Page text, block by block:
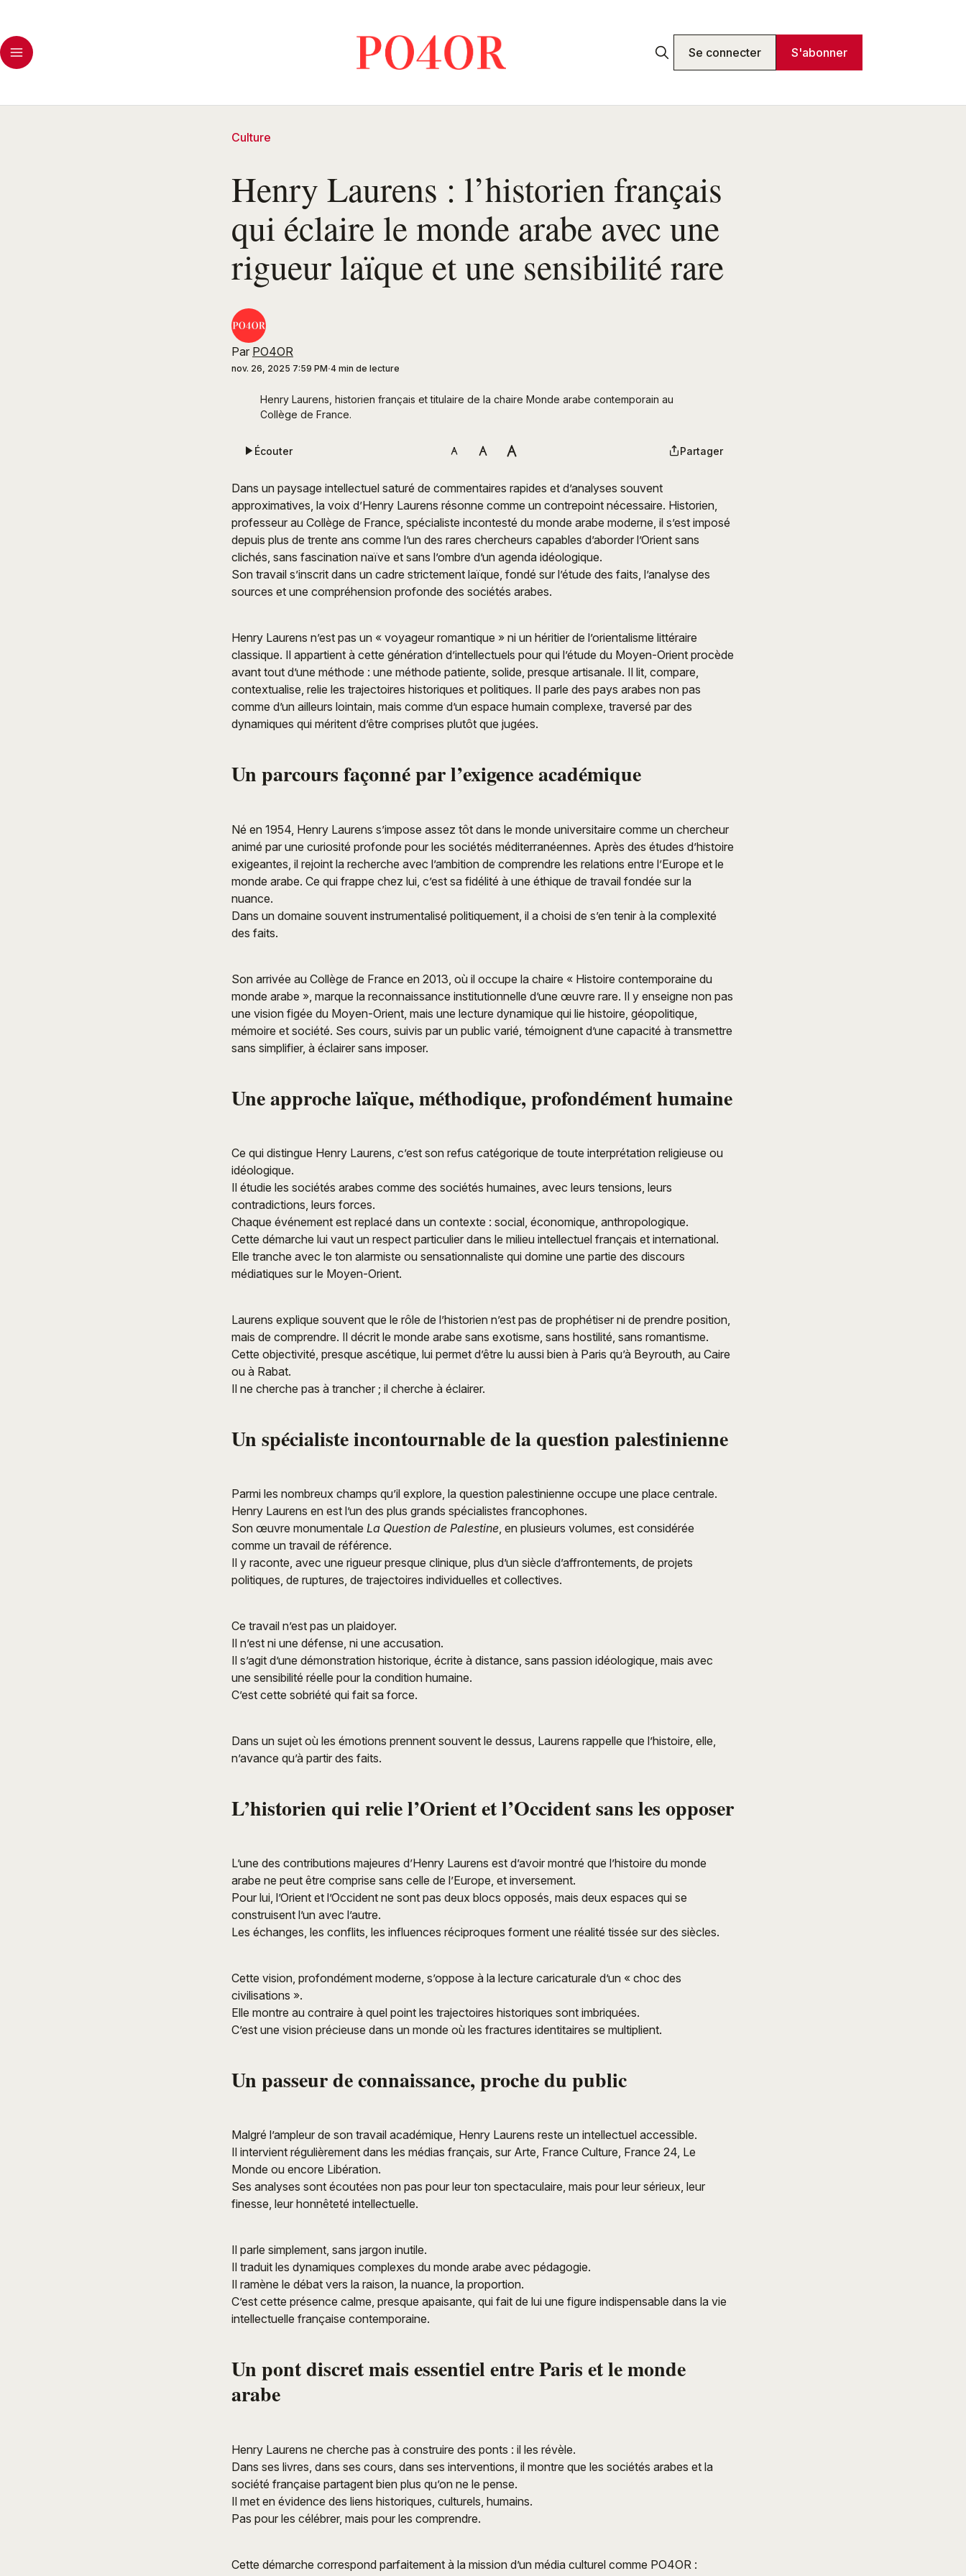
Se connecter S'abonner
Culture
Henry Laurens : l’historien français
qui éclaire le monde arabe avec une
rigueur laïque et une sensibilité rare
Par PO4OR
nov. 26, 2025 7:59 PM 4 min de lecture
Henry Laurens, historien français et titulaire de la chaire Monde arabe contemporain au
Collège de France.
Écouter Partager
Dans un paysage intellectuel saturé de commentaires rapides et d’analyses souvent
approximatives, la voix d’Henry Laurens résonne comme un contrepoint nécessaire. Historien,
professeur au Collège de France, spécialiste incontesté du monde arabe moderne, il s’est imposé
depuis plus de trente ans comme l’un des rares chercheurs capables d’aborder l’Orient sans
clichés, sans fascination naïve et sans l’ombre d’un agenda idéologique.
Son travail s’inscrit dans un cadre strictement laïque, fondé sur l’étude des faits, l’analyse des
sources et une compréhension profonde des sociétés arabes.
Henry Laurens n’est pas un « voyageur romantique » ni un héritier de l’orientalisme littéraire
classique. Il appartient à cette génération d’intellectuels pour qui l’étude du Moyen-Orient procède
avant tout d’une méthode : une méthode patiente, solide, presque artisanale. Il lit, compare,
contextualise, relie les trajectoires historiques et politiques. Il parle des pays arabes non pas
comme d’un ailleurs lointain, mais comme d’un espace humain complexe, traversé par des
dynamiques qui méritent d’être comprises plutôt que jugées.
Un parcours façonné par l’exigence académique
Né en 1954, Henry Laurens s’impose assez tôt dans le monde universitaire comme un chercheur
animé par une curiosité profonde pour les sociétés méditerranéennes. Après des études d’histoire
exigeantes, il rejoint la recherche avec l’ambition de comprendre les relations entre l’Europe et le
monde arabe. Ce qui frappe chez lui, c’est sa fidélité à une éthique de travail fondée sur la
nuance.
Dans un domaine souvent instrumentalisé politiquement, il a choisi de s’en tenir à la complexité
des faits.
Son arrivée au Collège de France en 2013, où il occupe la chaire « Histoire contemporaine du
monde arabe », marque la reconnaissance institutionnelle d’une œuvre rare. Il y enseigne non pas
une vision figée du Moyen-Orient, mais une lecture dynamique qui lie histoire, géopolitique,
mémoire et société. Ses cours, suivis par un public varié, témoignent d’une capacité à transmettre
sans simplifier, à éclairer sans imposer.
Une approche laïque, méthodique, profondément humaine
Ce qui distingue Henry Laurens, c’est son refus catégorique de toute interprétation religieuse ou
idéologique.
Il étudie les sociétés arabes comme des sociétés humaines, avec leurs tensions, leurs
contradictions, leurs forces.
Chaque événement est replacé dans un contexte : social, économique, anthropologique.
Cette démarche lui vaut un respect particulier dans le milieu intellectuel français et international.
Elle tranche avec le ton alarmiste ou sensationnaliste qui domine une partie des discours
médiatiques sur le Moyen-Orient.
Laurens explique souvent que le rôle de l’historien n’est pas de prophétiser ni de prendre position,
mais de comprendre. Il décrit le monde arabe sans exotisme, sans hostilité, sans romantisme.
Cette objectivité, presque ascétique, lui permet d’être lu aussi bien à Paris qu’à Beyrouth, au Caire
ou à Rabat.
Il ne cherche pas à trancher ; il cherche à éclairer.
Un spécialiste incontournable de la question palestinienne
Parmi les nombreux champs qu’il explore, la question palestinienne occupe une place centrale.
Henry Laurens en est l’un des plus grands spécialistes francophones.
Son œuvre monumentale La Question de Palestine, en plusieurs volumes, est considérée
comme un travail de référence.
Il y raconte, avec une rigueur presque clinique, plus d’un siècle d’affrontements, de projets
politiques, de ruptures, de trajectoires individuelles et collectives.
Ce travail n’est pas un plaidoyer.
Il n’est ni une défense, ni une accusation.
Il s’agit d’une démonstration historique, écrite à distance, sans passion idéologique, mais avec
une sensibilité réelle pour la condition humaine.
C’est cette sobriété qui fait sa force.
Dans un sujet où les émotions prennent souvent le dessus, Laurens rappelle que l’histoire, elle,
n’avance qu’à partir des faits.
L’historien qui relie l’Orient et l’Occident sans les opposer
L’une des contributions majeures d’Henry Laurens est d’avoir montré que l’histoire du monde
arabe ne peut être comprise sans celle de l’Europe, et inversement.
Pour lui, l’Orient et l’Occident ne sont pas deux blocs opposés, mais deux espaces qui se
construisent l’un avec l’autre.
Les échanges, les conflits, les influences réciproques forment une réalité tissée sur des siècles.
Cette vision, profondément moderne, s’oppose à la lecture caricaturale d’un « choc des
civilisations ».
Elle montre au contraire à quel point les trajectoires historiques sont imbriquées.
C’est une vision précieuse dans un monde où les fractures identitaires se multiplient.
Un passeur de connaissance, proche du public
Malgré l’ampleur de son travail académique, Henry Laurens reste un intellectuel accessible.
Il intervient régulièrement dans les médias français, sur Arte, France Culture, France 24, Le
Monde ou encore Libération.
Ses analyses sont écoutées non pas pour leur ton spectaculaire, mais pour leur sérieux, leur
finesse, leur honnêteté intellectuelle.
Il parle simplement, sans jargon inutile.
Il traduit les dynamiques complexes du monde arabe avec pédagogie.
Il ramène le débat vers la raison, la nuance, la proportion.
C’est cette présence calme, presque apaisante, qui fait de lui une figure indispensable dans la vie
intellectuelle française contemporaine.
Un pont discret mais essentiel entre Paris et le monde
arabe
Henry Laurens ne cherche pas à construire des ponts : il les révèle.
Dans ses livres, dans ses cours, dans ses interventions, il montre que les sociétés arabes et la
société française partagent bien plus qu’on ne le pense.
Il met en évidence des liens historiques, culturels, humains.
Pas pour les célébrer, mais pour les comprendre.
Cette démarche correspond parfaitement à la mission d’un média culturel comme PO4OR :